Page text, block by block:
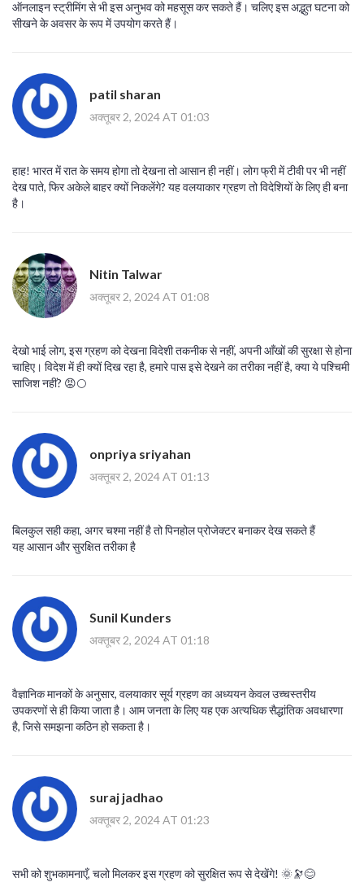
ऑनलाइन स्ट्रीमिंग से भी इस अनुभव को महसूस कर सकते हैं। चलिए इस अद्भुत घटना को
सीखने के अवसर के रूप में उपयोग करते हैं।
patil sharan
अक्तूबर 2, 2024 AT 01:03
हाह! भारत में रात के समय होगा तो देखना तो आसान ही नहीं। लोग फ्री में टीवी पर भी नहीं
देख पाते, फिर अकेले बाहर क्यों निकलेंगे? यह वलयाकार ग्रहण तो विदेशियों के लिए ही बना
है।
Nitin Talwar
अक्तूबर 2, 2024 AT 01:08
देखो भाई लोग, इस ग्रहण को देखना विदेशी तकनीक से नहीं, अपनी आँखों की सुरक्षा से होना
चाहिए। विदेश में ही क्यों दिख रहा है, हमारे पास इसे देखने का तरीका नहीं है, क्या ये पश्चिमी
साजिश नहीं? 😡🌕
onpriya sriyahan
अक्तूबर 2, 2024 AT 01:13
बिलकुल सही कहा, अगर चश्मा नहीं है तो पिनहोल प्रोजेक्टर बनाकर देख सकते हैं
यह आसान और सुरक्षित तरीका है
Sunil Kunders
अक्तूबर 2, 2024 AT 01:18
वैज्ञानिक मानकों के अनुसार, वलयाकार सूर्य ग्रहण का अध्ययन केवल उच्चस्तरीय
उपकरणों से ही किया जाता है। आम जनता के लिए यह एक अत्यधिक सैद्धांतिक अवधारणा
है, जिसे समझना कठिन हो सकता है।
suraj jadhao
अक्तूबर 2, 2024 AT 01:23
सभी को शुभकामनाएँ, चलो मिलकर इस ग्रहण को सुरक्षित रूप से देखेंगे! 🌞🔭😊